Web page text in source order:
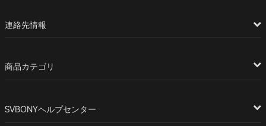
連絡先情報
商品カテゴリ
SVBONYヘルプセンター